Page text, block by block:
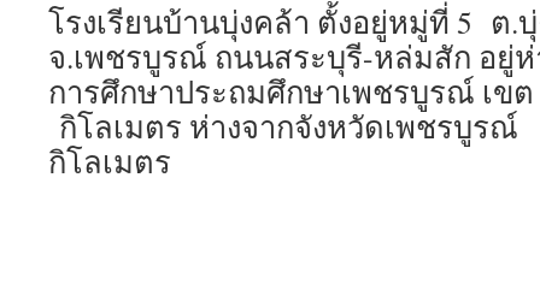
โรงเรียนบ้านบุ่งคล้า ตั้งอยู่หมู่ที่ 5 ต.
จ.เพชรบูรณ์ ถนนสระบุรี-หล่มสัก อยู่
การศึกษาประถมศึกษาเพชรบูรณ์ เข
กิโลเมตร ห่างจากจังหวัดเพชรบูร
กิโลเมตร